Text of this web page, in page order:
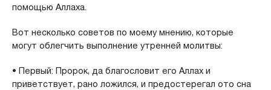
помощью Аллаха.
Вот несколько советов по моему мнению, которые
могут облегчить выполнение утренней молитвы:
• Первый: Пророк, да благословит его Аллах и
приветствует, рано ложился, и предостерегал ото сна